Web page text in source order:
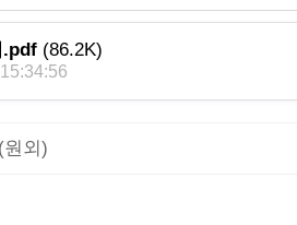
.pdf (86.2K)
외)